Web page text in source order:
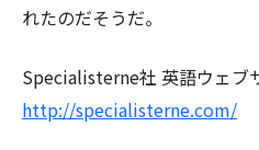
れたのだそうだ。
Specialisterne社 英語ウェブ
http://specialisterne.com/